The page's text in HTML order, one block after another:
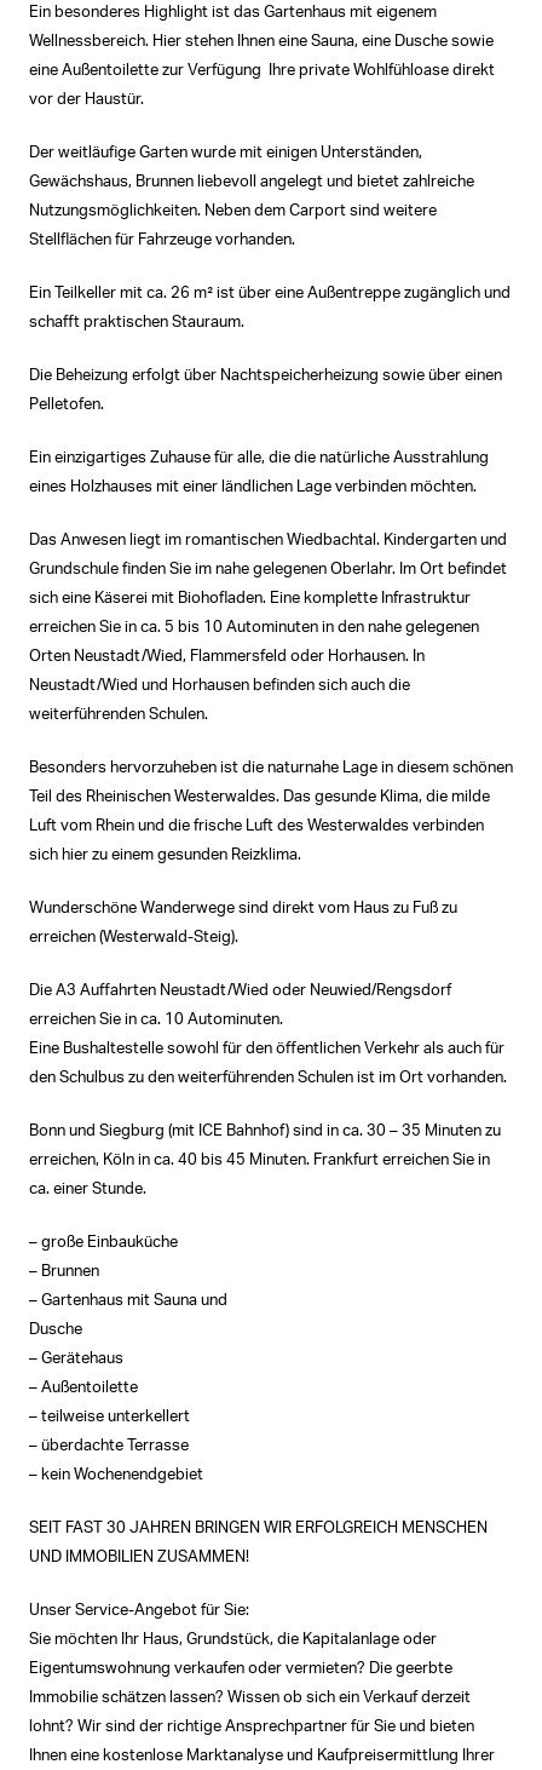
Ein besonderes Highlight ist das Gartenhaus mit eigenem
Wellnessbereich. Hier stehen Ihnen eine Sauna, eine Dusche sowie
eine Außentoilette zur Verfügung  Ihre private Wohlfühloase direkt
vor der Haustür.
Der weitläufige Garten wurde mit einigen Unterständen,
Gewächshaus, Brunnen liebevoll angelegt und bietet zahlreiche
Nutzungsmöglichkeiten. Neben dem Carport sind weitere
Stellflächen für Fahrzeuge vorhanden.
Ein Teilkeller mit ca. 26 m² ist über eine Außentreppe zugänglich und
schafft praktischen Stauraum.
Die Beheizung erfolgt über Nachtspeicherheizung sowie über einen
Pelletofen.
Ein einzigartiges Zuhause für alle, die die natürliche Ausstrahlung
eines Holzhauses mit einer ländlichen Lage verbinden möchten.
Das Anwesen liegt im romantischen Wiedbachtal. Kindergarten und
Grundschule finden Sie im nahe gelegenen Oberlahr. Im Ort befindet
sich eine Käserei mit Biohofladen. Eine komplette Infrastruktur
erreichen Sie in ca. 5 bis 10 Autominuten in den nahe gelegenen
Orten Neustadt/Wied, Flammersfeld oder Horhausen. In
Neustadt/Wied und Horhausen befinden sich auch die
weiterführenden Schulen.
Besonders hervorzuheben ist die naturnahe Lage in diesem schönen
Teil des Rheinischen Westerwaldes. Das gesunde Klima, die milde
Luft vom Rhein und die frische Luft des Westerwaldes verbinden
sich hier zu einem gesunden Reizklima.
Wunderschöne Wanderwege sind direkt vom Haus zu Fuß zu
erreichen (Westerwald-Steig).
Die A3 Auffahrten Neustadt/Wied oder Neuwied/Rengsdorf
erreichen Sie in ca. 10 Autominuten.
Eine Bushaltestelle sowohl für den öffentlichen Verkehr als auch für
den Schulbus zu den weiterführenden Schulen ist im Ort vorhanden.
Bonn und Siegburg (mit ICE Bahnhof) sind in ca. 30 – 35 Minuten zu
erreichen, Köln in ca. 40 bis 45 Minuten. Frankfurt erreichen Sie in
ca. einer Stunde.
– große Einbauküche
– Brunnen
– Gartenhaus mit Sauna und
Dusche
– Gerätehaus
– Außentoilette
– teilweise unterkellert
– überdachte Terrasse
– kein Wochenendgebiet
SEIT FAST 30 JAHREN BRINGEN WIR ERFOLGREICH MENSCHEN
UND IMMOBILIEN ZUSAMMEN!
Unser Service-Angebot für Sie:
Sie möchten Ihr Haus, Grundstück, die Kapitalanlage oder
Eigentumswohnung verkaufen oder vermieten? Die geerbte
Immobilie schätzen lassen? Wissen ob sich ein Verkauf derzeit
lohnt? Wir sind der richtige Ansprechpartner für Sie und bieten
Ihnen eine kostenlose Marktanalyse und Kaufpreisermittlung Ihrer